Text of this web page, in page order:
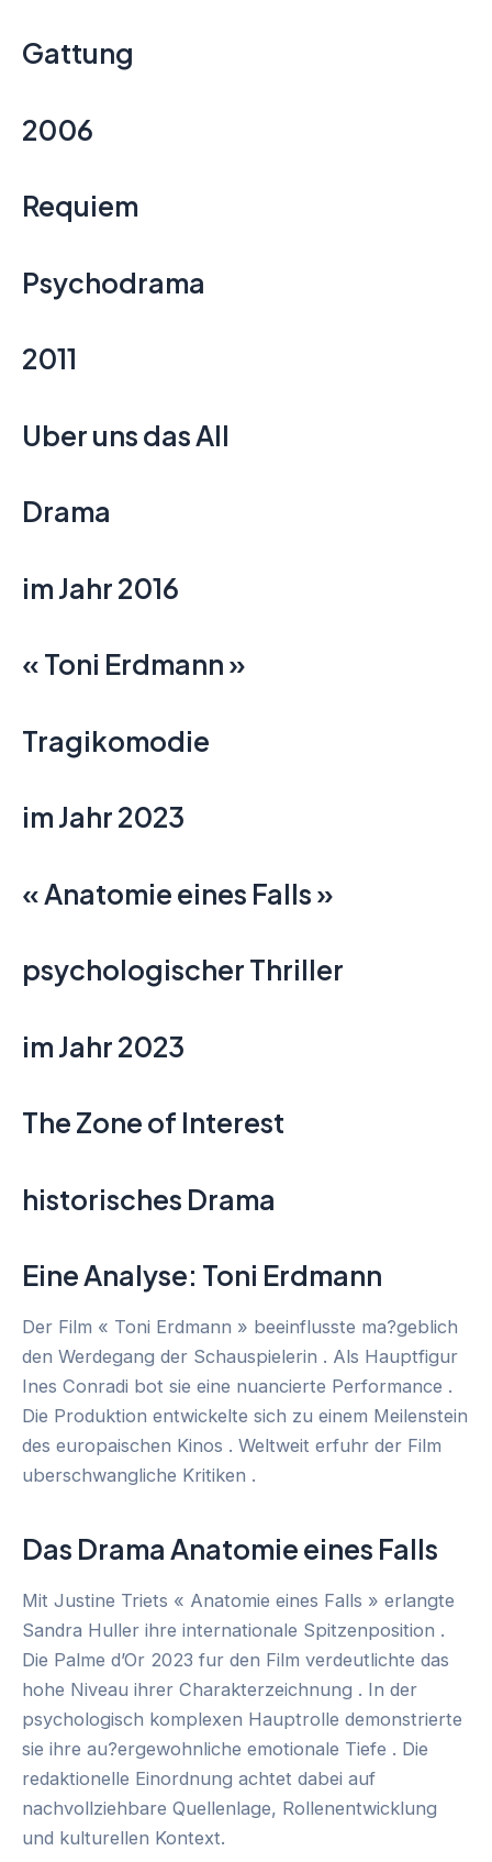
Gattung
2006
Requiem
Psychodrama
2011
Uber uns das All
Drama
im Jahr 2016
« Toni Erdmann »
Tragikomodie
im Jahr 2023
« Anatomie eines Falls »
psychologischer Thriller
im Jahr 2023
The Zone of Interest
historisches Drama
Eine Analyse: Toni Erdmann
Der Film « Toni Erdmann » beeinflusste ma?geblich
den Werdegang der Schauspielerin . Als Hauptfigur
Ines Conradi bot sie eine nuancierte Performance .
Die Produktion entwickelte sich zu einem Meilenstein
des europaischen Kinos . Weltweit erfuhr der Film
uberschwangliche Kritiken .
Das Drama Anatomie eines Falls
Mit Justine Triets « Anatomie eines Falls » erlangte
Sandra Huller ihre internationale Spitzenposition .
Die Palme d’Or 2023 fur den Film verdeutlichte das
hohe Niveau ihrer Charakterzeichnung . In der
psychologisch komplexen Hauptrolle demonstrierte
sie ihre au?ergewohnliche emotionale Tiefe . Die
redaktionelle Einordnung achtet dabei auf
nachvollziehbare Quellenlage, Rollenentwicklung
und kulturellen Kontext.